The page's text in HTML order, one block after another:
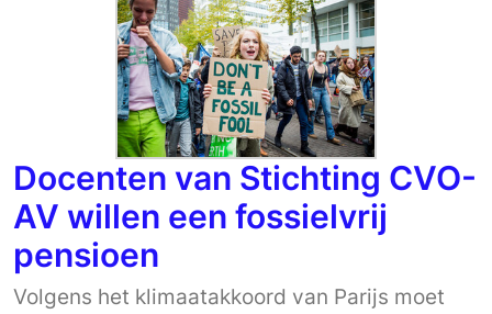
Docenten van Stichting CVO-
AV willen een fossielvrij
pensioen
Volgens het klimaatakkoord van Parijs moet